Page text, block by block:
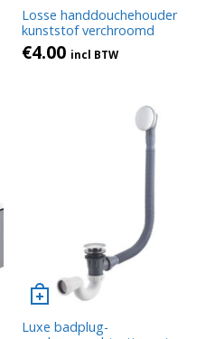
Losse handdouchehouder
kunststof verchroomd
€4.00 incl BTW
Luxe badplug-